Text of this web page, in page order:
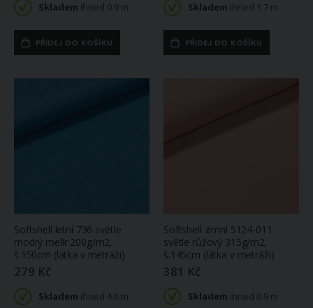
Skladem ihned 0.9 m
PŘIDEJ DO KOŠÍKU
Skladem ihned 1.7 m
PŘIDEJ DO KOŠÍKU
Softshell letní 736 světle
modrý melír 200g/m2,
š.150cm (látka v metráži)
279 Kč
Skladem ihned 4.6 m
Softshell zimní 5124-011
světle růžový 315g/m2,
š.145cm (látka v metráži)
381 Kč
Skladem ihned 0.9 m